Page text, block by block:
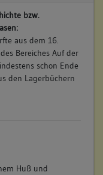
bzw.
aus dem 16.
Bereiches Auf der
schon Ende
den Lagerbüchern
Huß und